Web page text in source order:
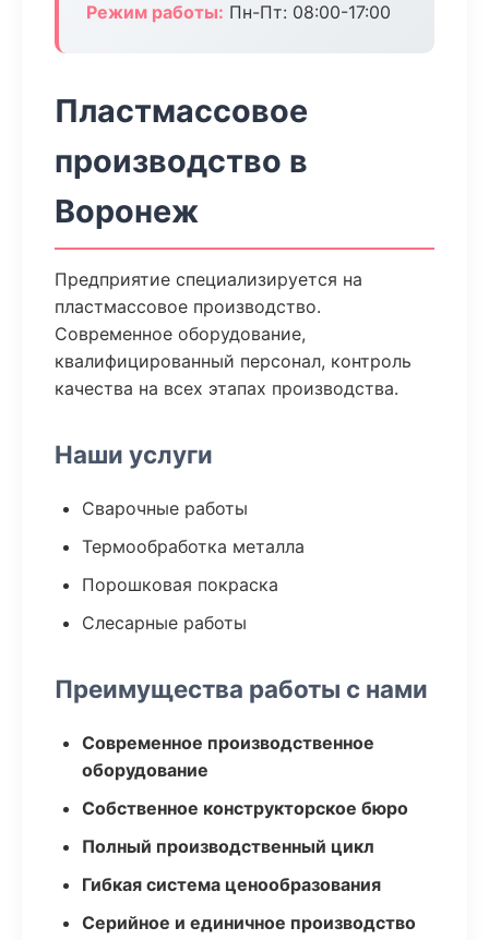
Режим работы: Пн-Пт: 08:00-17:00
Пластмассовое
производство в
Воронеж
Предприятие специализируется на
пластмассовое производство.
Современное оборудование,
квалифицированный персонал, контроль
качества на всех этапах производства.
Наши услуги
Сварочные работы
Термообработка металла
Порошковая покраска
Слесарные работы
Преимущества работы с нами
Современное производственное
оборудование
Собственное конструкторское бюро
Полный производственный цикл
Гибкая система ценообразования
Серийное и единичное производство